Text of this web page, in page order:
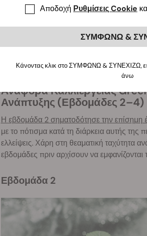
Mix, τοποθέτησα τον σπόρο, τον
: Η μέση θερμοκρασία ήταν
: Στο τέλος του
αληθινών φύλλων. Δεν έδειξε σημάδια
του κινούμενου ανεμιστήρα.
Αναφορά Καλλιέργειας Green Gelato Automatic Ανά Εβδομάδα: Στάδιο
Ανάπτυξης (Εβδομάδες 2–4)
Η εβδομάδα 2 σηματοδότησε την επίσημη
με το πότισμα κατά τη διάρκεια αυτής
ελλείψεις. Χάρη στη θεαματική
εβδομάδες πριν αρχίσουν να
Εβδομάδα 2
Αποδοχή Ρυθμίσεις Cookie
ΣΥΜΦΩΝΩ &
Κάνοντας κλικ στο ΣΥΜΦΩΝΩ & ΣΥΝΕΧΙΖΩ,
άνω